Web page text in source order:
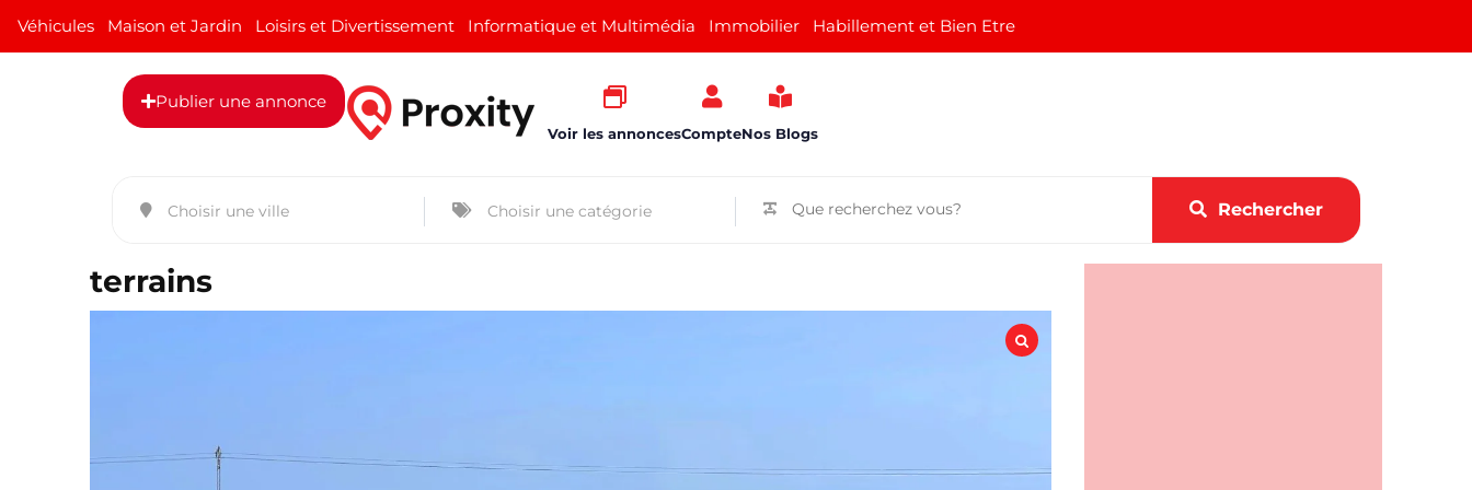
Véhicules Maison et Jardin Loisirs et Divertissement Informatique et Multimédia Immobilier Habillement et Bien Etre
Publier une annonce
Voir les annoncesCompteNos Blogs
Rechercher
terrains